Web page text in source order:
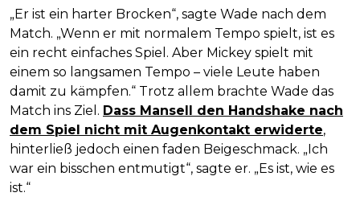
„Er ist ein harter Brocken“, sagte Wade nach dem
Match. „Wenn er mit normalem Tempo spielt, ist es
ein recht einfaches Spiel. Aber Mickey spielt mit
einem so langsamen Tempo – viele Leute haben
damit zu kämpfen.“ Trotz allem brachte Wade das
Match ins Ziel. Dass Mansell den Handshake nach
dem Spiel nicht mit Augenkontakt erwiderte,
hinterließ jedoch einen faden Beigeschmack. „Ich
war ein bisschen entmutigt“, sagte er. „Es ist, wie es
ist.“